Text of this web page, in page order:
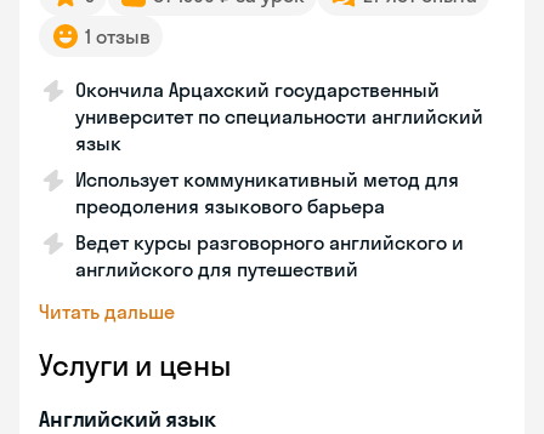
1 отзыв
Окончила Арцахский государственный
университет по специальности английский
язык
Использует коммуникативный метод для
преодоления языкового барьера
Ведет курсы разговорного английского и
английского для путешествий
Читать дальше
Услуги и цены
Английский язык